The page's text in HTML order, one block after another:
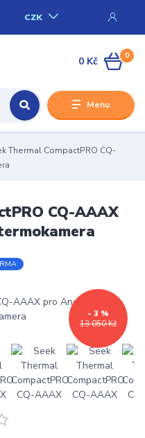
Menu
CZK
0
0 Kč
Thermal CompactPRO CQ-
CQ-AAAX
13 050 Kč
- 3 %